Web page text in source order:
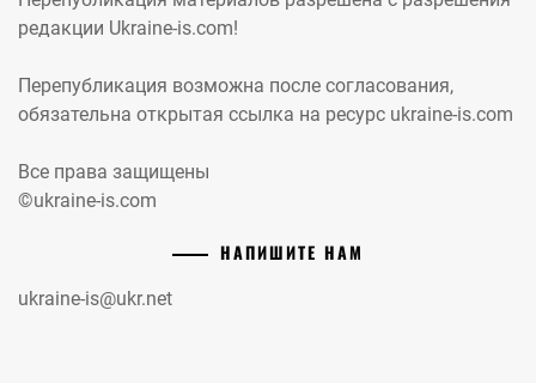
редакции Ukraine-is.com!
Перепубликация возможна после согласования,
обязательна открытая ссылка на ресурс ukraine-is.com
Все права защищены
©ukraine-is.com
НАПИШИТЕ НАМ
ukraine-is@ukr.net